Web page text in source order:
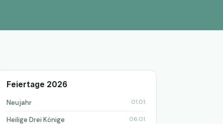
Feiertage 2026
Neujahr 01.01.
Heilige Drei Könige 06.01.